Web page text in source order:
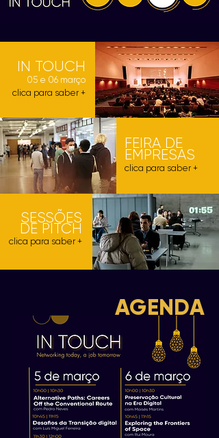
IN TOUCH
05 e 06 março
clica para saber +
FEIRA DE
EMPRESAS
clica para saber +
SESSÕES
DE PITCH
clica para saber +
AGENDA